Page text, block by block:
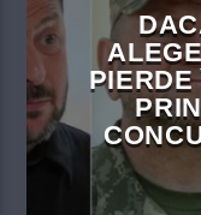
PIERDE